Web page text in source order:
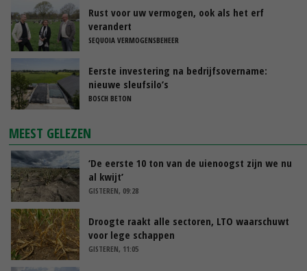
Rust voor uw vermogen, ook als het erf
verandert
SEQUOIA VERMOGENSBEHEER
Eerste investering na bedrijfsovername:
nieuwe sleufsilo’s
BOSCH BETON
MEEST GELEZEN
‘De eerste 10 ton van de uienoogst zijn we nu
al kwijt’
GISTEREN, 09:28
Droogte raakt alle sectoren, LTO waarschuwt
voor lege schappen
GISTEREN, 11:05